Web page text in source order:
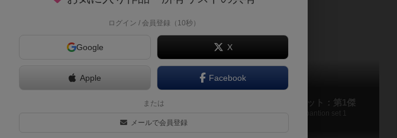
俺のケツをなめろ！ もっとだ！
Oreno Ketsu wo Namero! Motto da!
俺のケツを拡張セット：第1傑
Oreno Ketsu wo Expantion set 1
ログイン / 会員登録（10秒）
Google X
Apple Facebook
または
メールで会員登録